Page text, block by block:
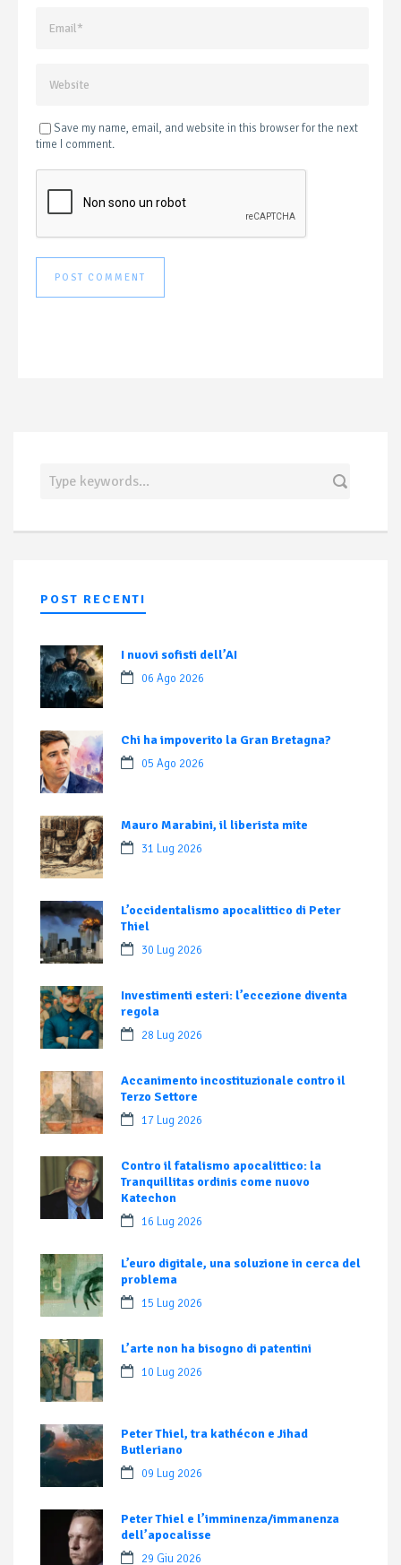
Save my name, email, and website in this browser for the next
time I comment.
POST RECENTI
I nuovi sofisti dell’AI
06 Ago 2026
Chi ha impoverito la Gran Bretagna?
05 Ago 2026
Mauro Marabini, il liberista mite
31 Lug 2026
L’occidentalismo apocalittico di Peter
Thiel
30 Lug 2026
Investimenti esteri: l’eccezione diventa
regola
28 Lug 2026
Accanimento incostituzionale contro il
Terzo Settore
17 Lug 2026
Contro il fatalismo apocalittico: la
Tranquillitas ordinis come nuovo
Katechon
16 Lug 2026
L’euro digitale, una soluzione in cerca del
problema
15 Lug 2026
L’arte non ha bisogno di patentini
10 Lug 2026
Peter Thiel, tra kathécon e Jihad
Butleriano
09 Lug 2026
Peter Thiel e l’imminenza/immanenza
dell’apocalisse
29 Giu 2026